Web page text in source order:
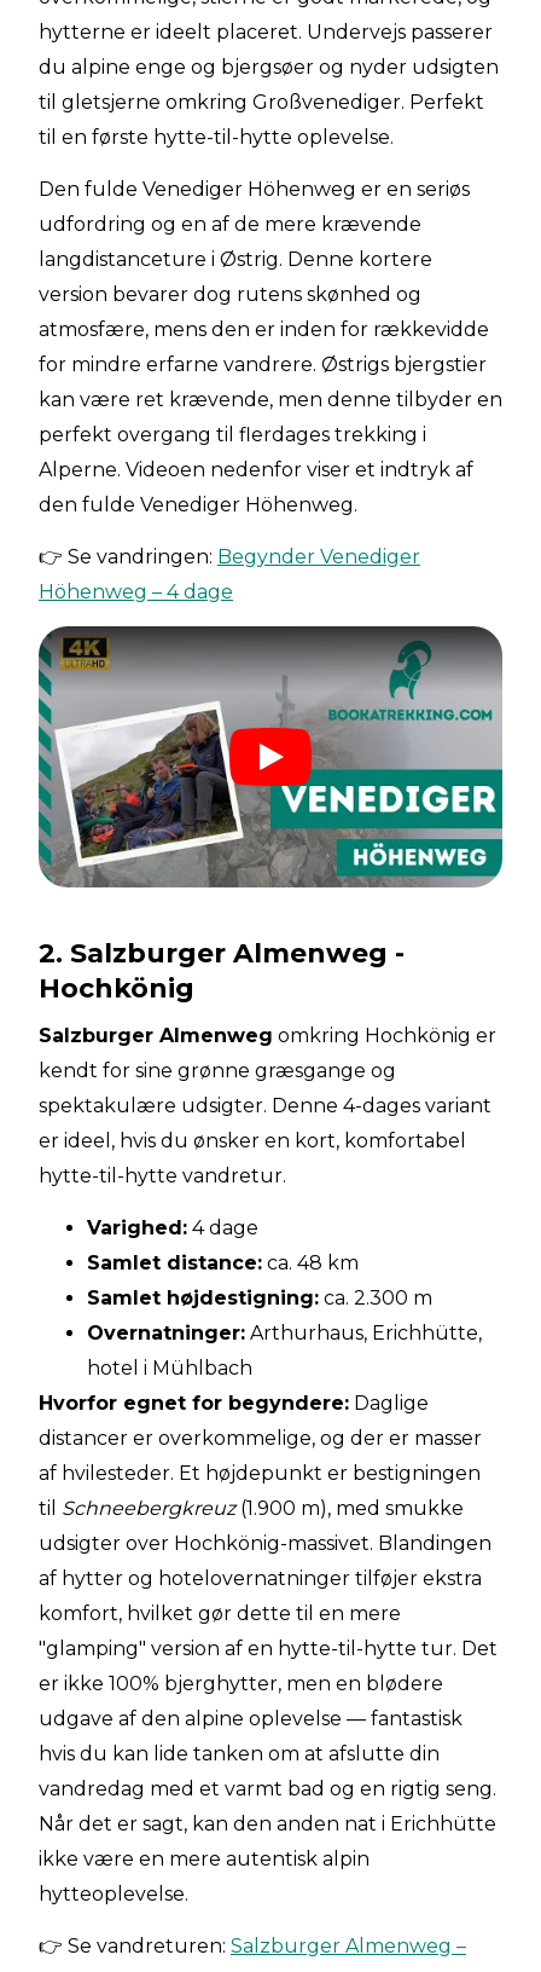
hytterne er ideelt placeret. Undervejs passerer
du alpine enge og bjergsøer og nyder udsigten
til gletsjerne omkring Großvenediger. Perfekt
til en første hytte-til-hytte oplevelse.
Den fulde Venediger Höhenweg er en seriøs
udfordring og en af de mere krævende
langdistanceture i Østrig. Denne kortere
version bevarer dog rutens skønhed og
atmosfære, mens den er inden for rækkevidde
for mindre erfarne vandrere. Østrigs bjergstier
kan være ret krævende, men denne tilbyder en
perfekt overgang til flerdages trekking i
Alperne. Videoen nedenfor viser et indtryk af
den fulde Venediger Höhenweg.
👉 Se vandringen: Begynder Venediger
Höhenweg – 4 dage
2. Salzburger Almenweg -
Hochkönig
Salzburger Almenweg omkring Hochkönig er
kendt for sine grønne græsgange og
spektakulære udsigter. Denne 4-dages variant
er ideel, hvis du ønsker en kort, komfortabel
hytte-til-hytte vandretur.
Varighed: 4 dage
Samlet distance: ca. 48 km
Samlet højdestigning: ca. 2.300 m
Overnatninger: Arthurhaus, Erichhütte,
hotel i Mühlbach
Hvorfor egnet for begyndere: Daglige
distancer er overkommelige, og der er masser
af hvilesteder. Et højdepunkt er bestigningen
til Schneebergkreuz(1.900 m), med smukke
udsigter over Hochkönig-massivet. Blandingen
af hytter og hotelovernatninger tilføjer ekstra
komfort, hvilket gør dette til en mere
"glamping" version af en hytte-til-hytte tur. Det
er ikke 100% bjerghytter, men en blødere
udgave af den alpine oplevelse — fantastisk
hvis du kan lide tanken om at afslutte din
vandredag med et varmt bad og en rigtig seng.
Når det er sagt, kan den anden nat i Erichhütte
ikke være en mere autentisk alpin
hytteoplevelse.
👉 Se vandreturen: Salzburger Almenweg –